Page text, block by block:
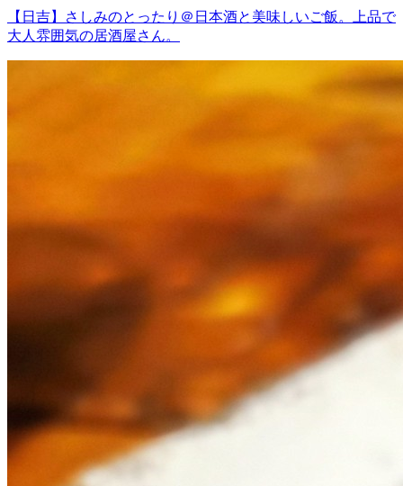
【日吉】さしみのとったり＠日本酒と美味しいご飯。上品で
大人雰囲気の居酒屋さん。